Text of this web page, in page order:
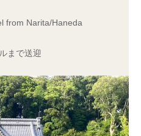
from Narita/Haneda
まで送迎